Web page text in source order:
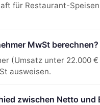
für Restaurant-
MwSt berechnen?
(Umsatz unter 22.000
ausweisen.
zwischen Netto und